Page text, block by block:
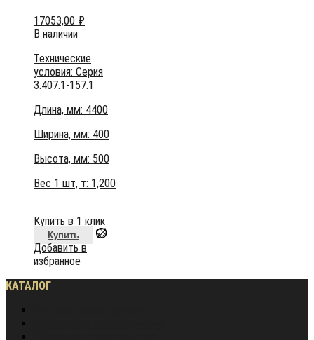
17053,00 ₽
В наличии
Технические
условия: Серия
3.407.1-157.1
Длина, мм: 4400
Ширина, мм: 400
Высота, мм: 500
Вес 1 шт, т: 1,200
Купить в 1 клик
Купить
Добавить в
избранное
КАТАЛОГ